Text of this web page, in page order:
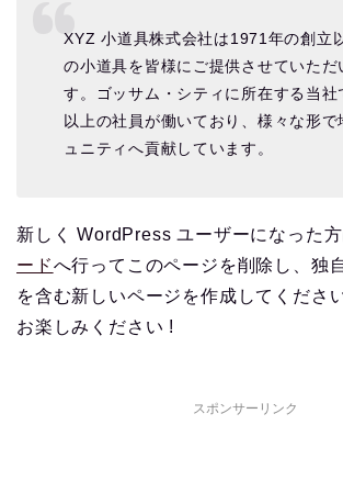
XYZ 小道具株式会社は1971年の創立
の小道具を皆様にご提供させていただ
す。ゴッサム・シティに所在する当社
以上の社員が働いており、様々な形で
ュニティへ貢献しています。
新しく WordPress ユーザーになった方
ードへ行ってこのページを削除し、独
を含む新しいページを作成してくださ
お楽しみください !
スポンサーリンク